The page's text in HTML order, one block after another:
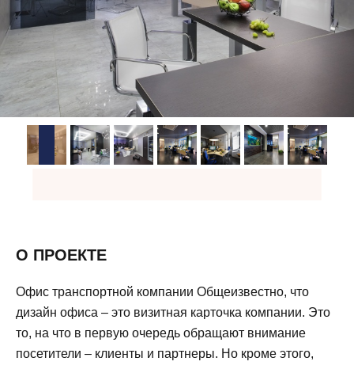
О ПРОЕКТЕ
Офис транспортной компании Общеизвестно, что
дизайн офиса – это визитная карточка компании. Это
то, на что в первую очередь обращают внимание
посетители – клиенты и партнеры. Но кроме этого,